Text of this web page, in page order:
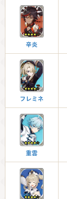
辛炎
フレミネ
重雲